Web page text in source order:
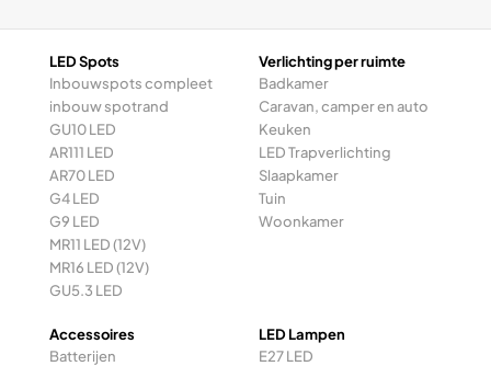
LED Spots
Inbouwspots compleet
inbouw spotrand
GU10 LED
AR111 LED
AR70 LED
G4 LED
G9 LED
MR11 LED (12V)
MR16 LED (12V)
GU5.3 LED
Verlichting per ruimte
Badkamer
Caravan, camper en auto
Keuken
LED Trapverlichting
Slaapkamer
Tuin
Woonkamer
Accessoires
Batterijen
LED Lampen
E27 LED